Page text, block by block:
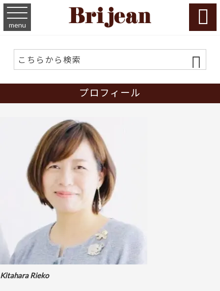
menu 
プロフィール
Kitahara Rieko